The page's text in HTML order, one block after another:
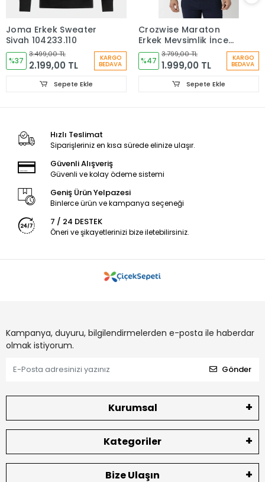
Joma Erkek Sweater
Siyah 104233.110
%37
3.499,00 TL
2.199,00 TL
KARGO
BEDAVA
Sepete Ekle
Crozwise Maraton
Erkek Mevsimlik İnce
Mont Lacivert 6057-01
%47
3.799,00 TL
1.999,00 TL
KARGO
BEDAVA
Sepete Ekle
Hızlı Teslimat
Siparişleriniz en kısa sürede elinize ulaşır.
Güvenli Alışveriş
Güvenli ve kolay ödeme sistemi
Geniş Ürün Yelpazesi
Binlerce ürün ve kampanya seçeneği
7 / 24 DESTEK
Öneri ve şikayetlerinizi bize iletebilirsiniz.
Kampanya, duyuru, bilgilendirmelerden e-posta ile haberdar
olmak istiyorum.
Gönder
Kurumsal
Kategoriler
Bize Ulaşın